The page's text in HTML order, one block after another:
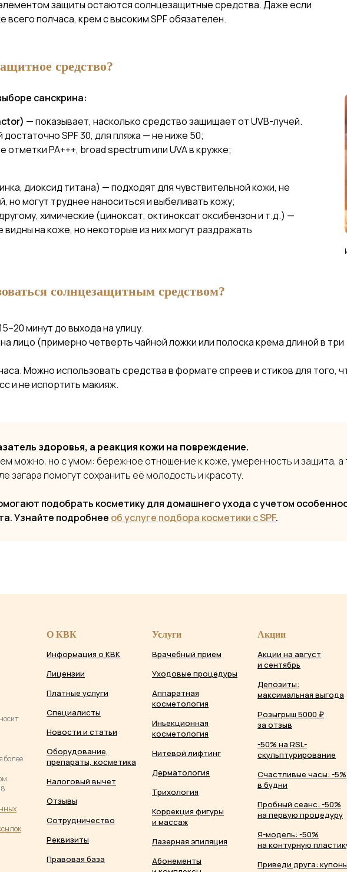
защиты остаются солнцезащитные средства. Даже если
всего полчаса, крем с высоким SPF обязателен.
средство?
санскрина:
— показывает, насколько средство защищает от UVB-лучей.
достаточно SPF 30, для пляжа — не ниже 50;
отметки PA+++, broad spectrum или UVA в кружке;
диоксид титана) — подходят для чувствительной кожи, не
но могут труднее наноситься и выбеливать кожу;
химические (циноксат, октиноксат оксибензон и т.д.) —
видны на коже, но некоторые из них могут раздражать
солнцезащитным средством?
минут до выхода на улицу.
лицо (примерно четверть чайной ложки или полоска крема длиной в три
Можно использовать средства в формате спреев и стиков для того,
и не испортить макияж.
здоровья, а реакция кожи на повреждение.
можно, но с умом: бережное отношение к коже, умеренность и защита, а
загара помогут сохранить её молодость и красоту.
подобрать косметику для домашнего ухода с учетом
Узнайте подробнее об услуге подбора косметики с SPF.
более
х
О КВК
Информация о КВК
Лицензии
Платные услуги
Специалисты
Новости и статьи
Оборудование,
препараты, косметика
Налоговый вычет
Отзывы
Сотрудничество
Реквизиты
Правовая база
Услуги
Врачебный прием
Уходовые процедуры
Аппаратная
косметология
Инъекционная
косметология
Нитевой лифтинг
Дерматология
Трихология
Коррекция фигуры
и массаж
Лазерная эпиляция
Абонементы
Акции
Акции на август
и сентябрь
Депозиты:
максимальная выгода
Розыгрыш 5000 ₽
за отзыв
-50% на RSL-
скульптурирование
Счастливые часы: -5%
в будни
Пробный сеанс: -50%
на первую процедуру
Я-модель: -50%
на контурную
Приведи друга: купоны